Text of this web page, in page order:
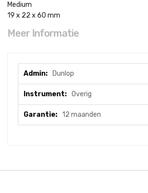
Medium
19 x 22 x 60 mm
Meer Informatie
informatie
Dunlop
Overig
12 maanden